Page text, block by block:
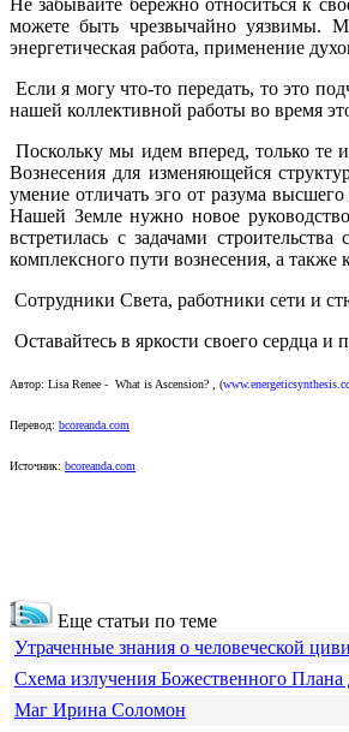
Не забывайте бережно относиться к
можете быть чрезвычайно уязвимы.
энергетическая работа, применение
Если я могу что-то передать, то это
нашей коллективной работы во время
Поскольку мы идем вперед, только те
Вознесения для изменяющейся
умение отличать эго от разума
Нашей Земле нужно новое
встретилась с задачами
комплексного пути вознесения, а
Сотрудники Света, работники сети и
Оставайтесь в яркости своего сердца
Автор: Lisa Renee - What is Ascension? (
Перевод: bcoreanda.com
Источник: bcoreanda.com
Еще статьи по теме
Утраченные знания о человеческой
Схема излучения Божественного
Маг Ирина Соломон